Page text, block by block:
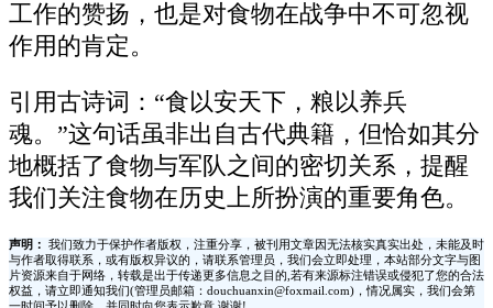
工作的赞扬，也是对食物在战争中不可忽视
作用的肯定。
引用古诗词：“食以安天下，粮以养兵
魂。”这句话虽非出自古代典籍，但恰如其分
地概括了食物与军队之间的密切关系，提醒
我们关注食物在历史上所扮演的重要角色。
声明：
我们致力于保护作者版权，注重分享，被刊用文章因无法核实真实出处，未能及时
与作者取得联系，或有版权异议的，请联系管理员，我们会立即处理，本站部分文字与图
片资源来自于网络，转载是出于传递更多信息之目的,若有来源标注错误或侵犯了您的合法
权益，请立即通知我们(管理员邮箱：douchuanxin@foxmail.com)，情况属实，我们会第